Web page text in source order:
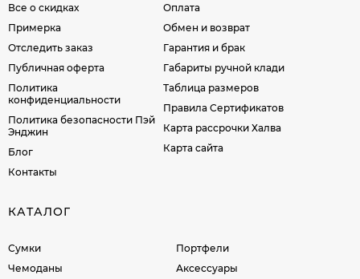
Все о скидках
Примерка
Отследить заказ
Публичная оферта
Политика
конфиденциальности
Политика безопасности Пэй
Энджин
Блог
Контакты
Оплата
Обмен и возврат
Гарантия и брак
Габариты ручной клади
Таблица размеров
Правила Сертификатов
Карта рассрочки Халва
Карта сайта
КАТАЛОГ
Сумки
Чемоданы
Портфели
Аксессуары